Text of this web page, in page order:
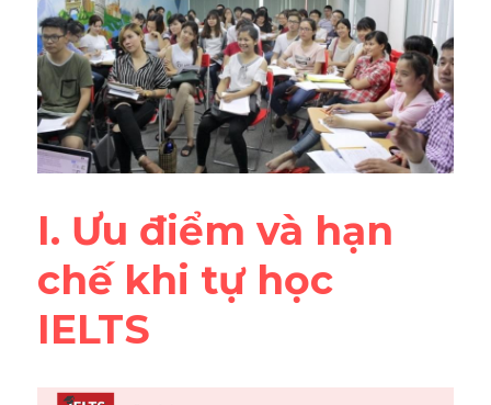
Đề thi IELTS thật
Phân biệt từ
Advice
IELTS Advice
Đề thi thật Task 2
Listening
Speaking
I. Ưu điểm và hạn
chế khi tự học
IELTS